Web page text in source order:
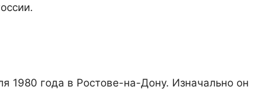
1980 года в Ростове-на-Дону. Изначально он